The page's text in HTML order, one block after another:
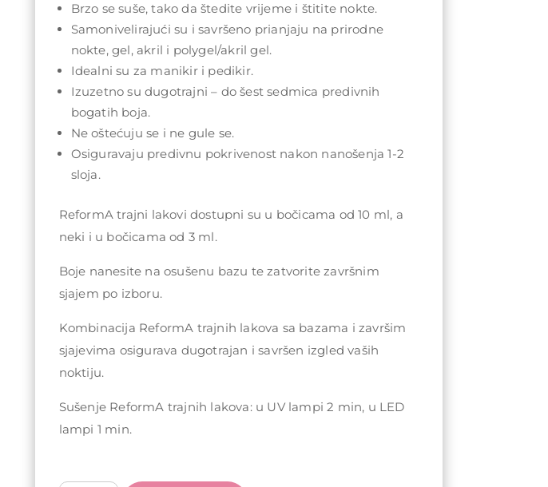
Brzo se suše, tako da štedite vrijeme i štitite nokte.
Samonivelirajući su i savršeno prianjaju na prirodne
nokte, gel, akril i polygel/akril gel.
Idealni su za manikir i pedikir.
Izuzetno su dugotrajni – do šest sedmica predivnih
bogatih boja.
Ne oštećuju se i ne gule se.
Osiguravaju predivnu pokrivenost nakon nanošenja 1-2
sloja.
ReformA trajni lakovi dostupni su u bočicama od 10 ml, a
neki i u bočicama od 3 ml.
Boje nanesite na osušenu bazu te zatvorite završnim
sjajem po izboru.
Kombinacija ReformA trajnih lakova sa bazama i završim
sjajevima osigurava dugotrajan i savršen izgled vaših
noktiju.
Sušenje ReformA trajnih lakova: u UV lampi 2 min, u LED
lampi 1 min.